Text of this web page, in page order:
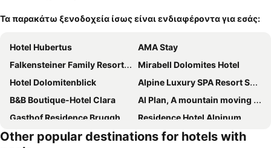
Τα παρακάτω ξενοδοχεία ίσως είναι ενδιαφέροντα για εσάς:
Hotel Hubertus
AMA Stay
Falkensteiner Family Resort Lido
Mirabell Dolomites Hotel
Hotel Dolomitenblick
Alpine Luxury SPA Resort Schwarzenstein
B&B Boutique-Hotel Clara
Al Plan, A mountain moving hotel
Gasthof Residence Brugghof & Erlhof
Residence Hotel Alpinum
Hotel Drumlerhof
Hotel Trenker
Other popular destinations for hotels with